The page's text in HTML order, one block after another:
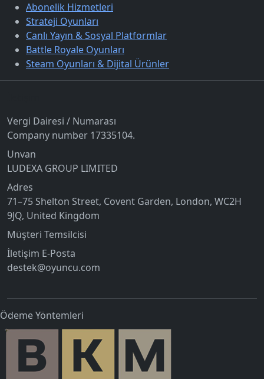
Abonelik Hizmetleri
Strateji Oyunları
Canlı Yayın & Sosyal Platformlar
Battle Royale Oyunları
Steam Oyunları & Dijital Ürünler
Vergi Dairesi / Numarası
Company number 17335104.
Unvan
LUDEXA GROUP LIMITED
Adres
71–75 Shelton Street, Covent Garden, London, WC2H
9JQ, United Kingdom
Müşteri Temsilcisi
İletişim E-Posta
destek@oyuncu.com
Ödeme Yöntemleri